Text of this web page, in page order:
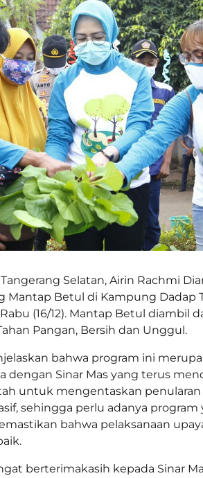
Selatan, Airin Rachmi
Mantap Betul di Kampung Dadap
(16/12). Mantap Betul diambil
Pangan, Bersih dan Unggul.
bahwa program ini
dengan Sinar Mas yang terus
untuk mengentaskan penularan
sehingga perlu adanya
bahwa pelaksanaan
berterimakasih kepada Sinar